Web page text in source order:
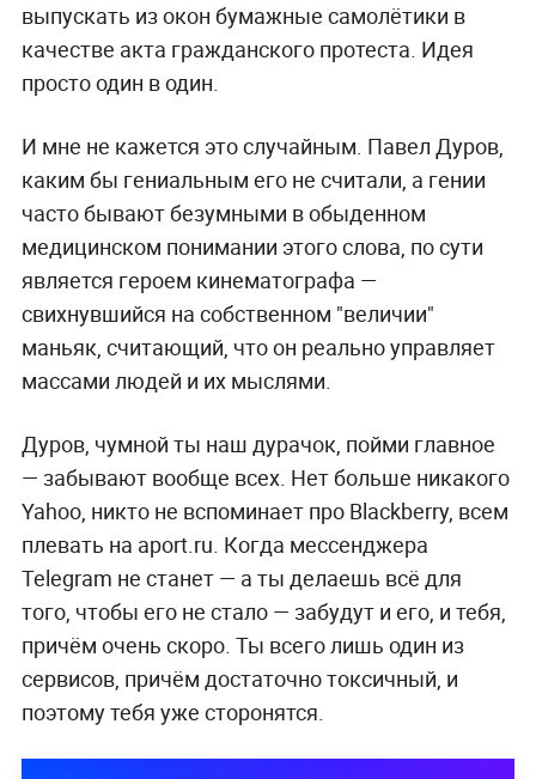
выпускать из окон бумажные самолётики в
качестве акта гражданского протеста. Идея
просто один в один.
И мне не кажется это случайным. Павел Дуров,
каким бы гениальным его не считали, а гении
часто бывают безумными в обыденном
медицинском понимании этого слова, по сути
является героем кинематографа —
свихнувшийся на собственном "величии"
маньяк, считающий, что он реально управляет
массами людей и их мыслями.
Дуров, чумной ты наш дурачок, пойми главное
— забывают вообще всех. Нет больше никакого
Yahoo, никто не вспоминает про Blackberry, всем
плевать на aport.ru. Когда мессенджера
Telegram не станет — а ты делаешь всё для
того, чтобы его не стало — забудут и его, и тебя,
причём очень скоро. Ты всего лишь один из
сервисов, причём достаточно токсичный, и
поэтому тебя уже сторонятся.